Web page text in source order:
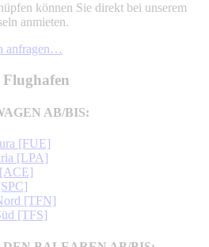
können Sie direkt bei unserem
anmieten.
anfragen…
AB/BIS:
[FUE]
[LPA]
[TFN]
[TFS]